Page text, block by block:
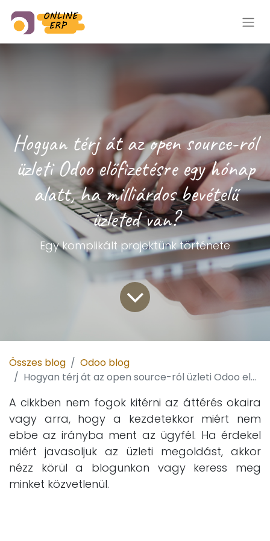
Hogyan térj át az open source-ról
üzleti Odoo előfizetésre egy hónap
alatt, ha milliárdos bevételű
üzleted van?
Egy komplikált projektünk története
Összes blog
Odoo blog
Hogyan térj át az open source-ról üzleti Odoo előfizetésre egy hónap alatt, ha milliárdos bevételű üzleted van?
A cikkben nem fogok kitérni az áttérés okaira
vagy arra, hogy a kezdetekkor miért nem
ebbe az irányba ment az ügyfél. Ha érdekel
miért javasoljuk az üzleti megoldást, akkor
nézz körül a blogunkon vagy keress meg
minket közvetlenül.